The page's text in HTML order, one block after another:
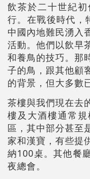
飲茶於二十世紀
行。在戰後時代，
中國內地難民湧入
活動。他們以飲早
和養鳥的技巧。那
子的鳥，跟其他顧
的背景，但大多數
茶樓與我們現在去
樓及大酒樓通常
區，其中部分甚至
家和漢寶，有些提
納100桌。其他餐
夜總會。